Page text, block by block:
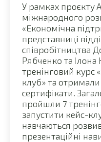
У рамках проєкту
міжнародного
«Економічна
представниці
співробітництва
Рябченко та
тренінговий курс
клуб» та отримали
сертифікати.
пройшли 7
запустити кейс-
навчаються
презентаційні